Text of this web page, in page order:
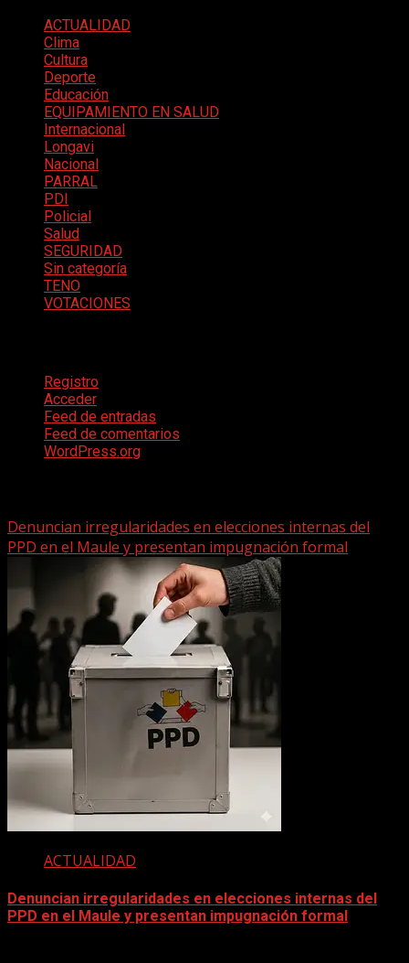
ACTUALIDAD
Clima
Cultura
Deporte
Educación
EQUIPAMIENTO EN SALUD
Internacional
Longavi
Nacional
PARRAL
PDI
Policial
Salud
SEGURIDAD
Sin categoría
TENO
VOTACIONES
Registro
Acceder
Feed de entradas
Feed de comentarios
WordPress.org
Denuncian irregularidades en elecciones internas del
PPD en el Maule y presentan impugnación formal
ACTUALIDAD
Denuncian irregularidades en elecciones internas del
PPD en el Maule y presentan impugnación formal